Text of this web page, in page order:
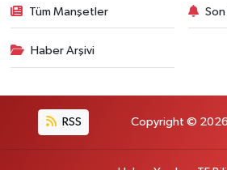
Tüm Manşetler
Haber Arşivi
RSS Copyright © 2026.